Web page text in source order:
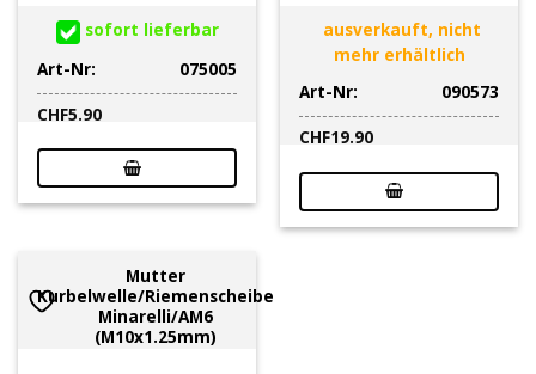
sofort lieferbar
Art-Nr:
075005
CHF5.90
ausverkauft, nicht
mehr erhältlich
Art-Nr:
090573
CHF19.90
Mutter
Kurbelwelle/Riemenscheibe
Minarelli/AM6
(M10x1.25mm)